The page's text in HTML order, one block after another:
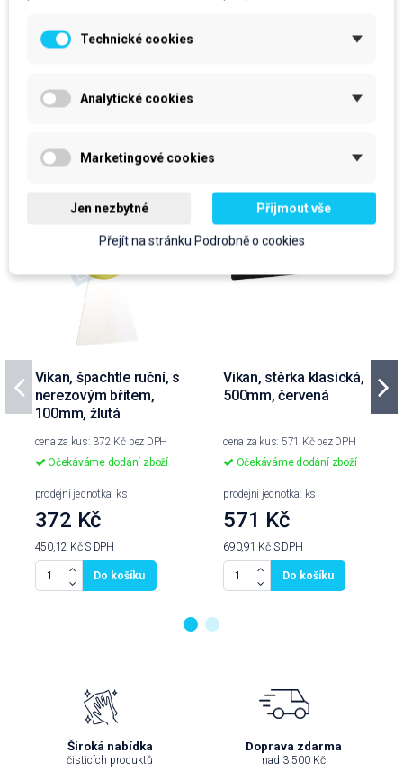
Produkty ve stejné kategorii
Vikan, špachtle ruční, s
nerezovým břitem,
100mm, žlutá
cena za kus: 372 Kč bez DPH
Očekáváme dodání zboží
prodejní jednotka: ks
372 Kč
450,12 KčS DPH
Do košíku
Vikan, stěrka klasická,
500mm, červená
cena za kus: 571 Kč bez DPH
Očekáváme dodání zboží
prodejní jednotka: ks
571 Kč
690,91 Kč S DPH
Do košíku
Široká nabídka
čisticích produktů
Doprava zdarma
nad 3 500 Kč
Technické cookies
Analytické cookies
Marketingové cookies
Jen nezbytné Přijmout vše
Přejít na stránku Podrobně o cookies